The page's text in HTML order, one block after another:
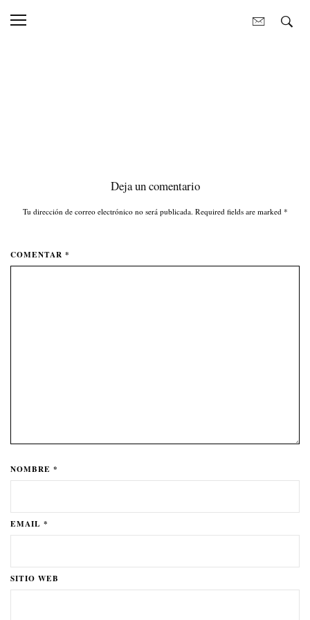
Deja un comentario
Tu dirección de correo electrónico no será publicada. Required fields are marked *
COMENTAR *
NOMBRE *
EMAIL *
SITIO WEB